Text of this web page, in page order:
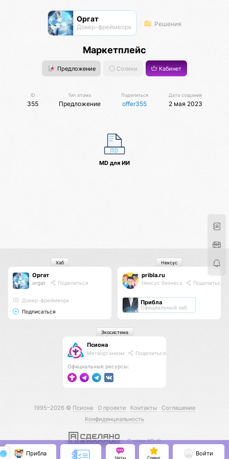
Оргат
Докер-фреймворк Решения
Маркетплейс
Предложение Солики Кабинет
ID
355
Тип атома
Предложение
Поделиться
offer355
Дата создания
2 мая 2023
MD для ИИ
Оргат
orgat Поделиться
Докер-фреймворк
Подписаться
Хаб
pribla.ru
Нексус бизнеса Поделиться
Прибла
Официальный хаб
Нексус
Псиона
Метаорганизм Поделиться
Официальные ресурсы:
Экосистема
1995–2026 © Псиона О проекте Контакты
Соглашение
Конфиденциальность
С нами КО 🕉️
Прибла
Чаты Гринд
Войти